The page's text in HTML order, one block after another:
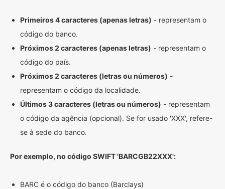
Primeiros 4 caracteres (apenas letras) - representam o
código do banco.
Próximos 2 caracteres (apenas letras) - representam o
código do país.
Próximos 2 caracteres (letras ou números) -
representam o código da localidade.
Últimos 3 caracteres (letras ou números) - representam
o código da agência (opcional). Se for usado 'XXX', refere-
se à sede do banco.
Por exemplo, no código SWIFT 'BARCGB22XXX':
BARC é o código do banco (Barclays)